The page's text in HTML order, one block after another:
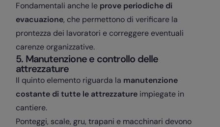
Fondamentali anche le prove periodiche di
evacuazione, che permettono di verificare la
prontezza dei lavoratori e correggere eventuali
carenze organizzative.
5. Manutenzione e controllo delle
attrezzature
Il quinto elemento riguarda la manutenzione
costante di tutte le attrezzature impiegate in
cantiere.
Ponteggi, scale, gru, trapani e macchinari devono